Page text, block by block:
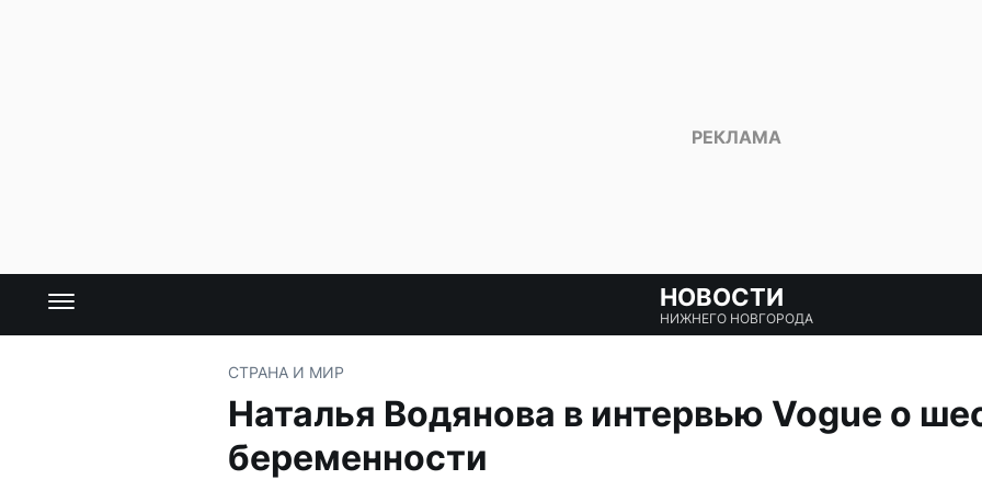
НОВОСТИ
НИЖНЕГО НОВГОРОДА
СТРАНА И МИР
Наталья Водянова в интервью Vogue о
беременности